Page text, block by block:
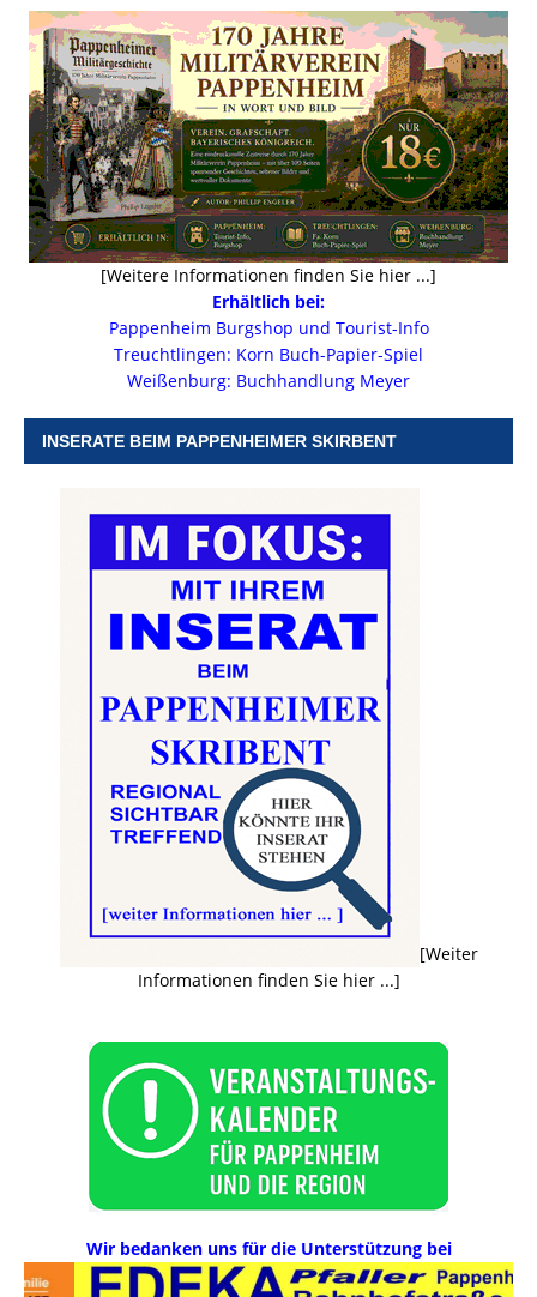
[Weitere Informationen finden Sie hier ...]
Erhältlich bei:
Pappenheim Burgshop und Tourist-Info
Treuchtlingen: Korn Buch-Papier-Spiel
Weißenburg: Buchhandlung Meyer
INSERATE BEIM PAPPENHEIMER SKIRBENT
[Weiter
Informationen finden Sie hier ...]
Wir bedanken uns für die Unterstützung bei